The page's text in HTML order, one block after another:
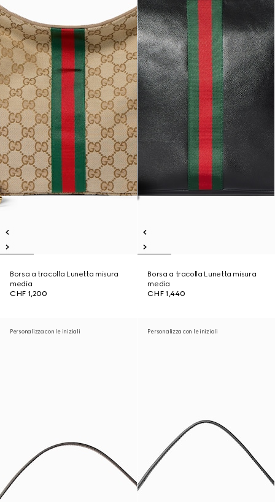
Borsa a tracolla Lunetta misura
media
CHF 1,200
Borsa a tracolla Lunetta misura
media
CHF 1,440
Personalizza con le iniziali Personalizza con le iniziali